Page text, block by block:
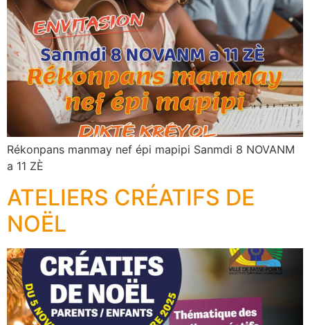
Rékonpans manmay nef épi mapipi Sanmdi 8 NOVANM
a 11 ZÈ
ATELIERS CRÉATIFS DE
NOËL